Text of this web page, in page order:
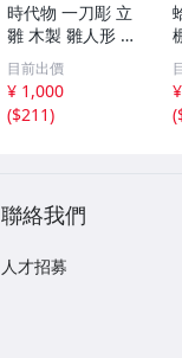
時代物 一刀彫 立
雛 木製 雛人形 木
彫彩色 小型 2.2×
3.5×H5.7cm ひな
祭り 郷土玩具 木
工芸 置物 木彫人
目前出價
¥ 1,000
($211)
(
聯絡我們
人才招募